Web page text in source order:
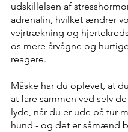
udskillelsen af
adrenalin, hvilket ændrer
vejrtrækning og
os mere årvågne og
reagere.
Måske har du oplevet, at
at fare sammen ved selv
lyde, når du er ude på tur
hund - og det er såmænd